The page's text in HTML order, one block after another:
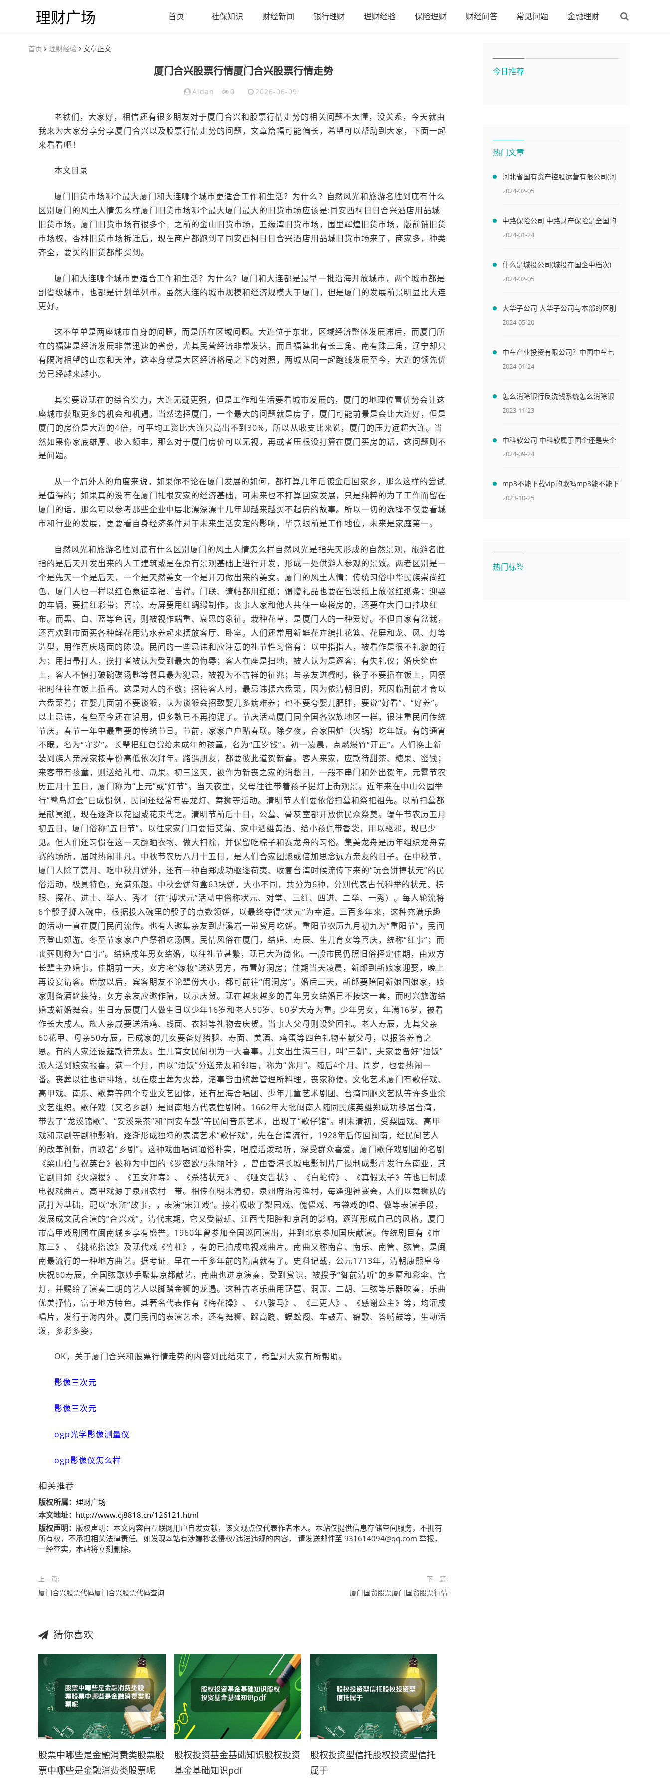
理财广场 首页 社保知识 财经新闻 银行理财 理财经验 保险理财 财经问答 常见问题 金融理财
首页 理财经验 文章正文
厦门合兴股票行情厦门合兴股票行情走势
Aidan 0 2026-06-09
老铁们，大家好，相信还有很多朋友对于厦门合兴和股票行情走势的相关问题不太懂，没关系，今天就由
我来为大家分享分享厦门合兴以及股票行情走势的问题，文章篇幅可能偏长，希望可以帮助到大家，下面一起
来看看吧！
本文目录
厦门旧货市场哪个最大厦门和大连哪个城市更适合工作和生活？为什么？自然风光和旅游名胜到底有什么
区别厦门的风土人情怎么样厦门旧货市场哪个最大厦门最大的旧货市场应该是:同安西柯日日合兴酒店用品城
旧货市场。厦门旧货市场有很多个，之前的金山旧货市场，五缘湾旧货市场，围里辉煌旧货市场，版前铺旧货
市场权，杏林旧货市场拆迁后，现在商户都跑到了同安西柯日日合兴酒店用品城旧货市场来了，商家多，种类
齐全，要买的旧货都能买到。
厦门和大连哪个城市更适合工作和生活？为什么？厦门和大连都是最早一批沿海开放城市，两个城市都是
副省级城市，也都是计划单列市。虽然大连的城市规模和经济规模大于厦门，但是厦门的发展前景明显比大连
更好。
这不单单是两座城市自身的问题，而是所在区域问题。大连位于东北，区域经济整体发展滞后，而厦门所
在的福建是经济发展非常迅速的省份，尤其民营经济非常发达，而且福建北有长三角、南有珠三角，辽宁却只
有隔海相望的山东和天津，这本身就是大区经济格局之下的对照，两城从同一起跑线发展至今，大连的领先优
势已经越来越小。
其实要说现在的综合实力，大连无疑更强，但是工作和生活要看城市发展的，厦门的地理位置优势会让这
座城市获取更多的机会和机遇。当然选择厦门，一个最大的问题就是房子，厦门可能前景是会比大连好，但是
厦门的房价是大连的4倍，可平均工资比大连只高出不到30%，所以从收支比来说，厦门的压力远超大连。当
然如果你家底雄厚、收入颇丰，那么对于厦门房价可以无视，再或者压根没打算在厦门买房的话，这问题则不
是问题。
从一个局外人的角度来说，如果你不论在厦门发展的如何，都打算几年后镀金后回家乡，那么这样的尝试
是值得的；如果真的没有在厦门扎根安家的经济基础，可未来也不打算回家发展，只是纯粹的为了工作而留在
厦门的话，那么可以参考那些企业中层北漂深漂十几年却越来越买不起房的故事。所以一切的选择不仅要看城
市和行业的发展，更要看自身经济条件对于未来生活安定的影响，毕竟眼前是工作地位，未来是家庭第一。
自然风光和旅游名胜到底有什么区别厦门的风土人情怎么样自然风光是指先天形成的自然景观，旅游名胜
指的是后天开发出来的人工建筑或是在原有景观基础上进行开发，形成一处供游人参观的景致。两者区别是一
个是先天一个是后天，一个是天然美女一个是开刀做出来的美女。厦门的风土人情：传统习俗中华民族崇尚红
色，厦门人也一样以红色象征幸福、吉祥。门联、请帖都用红纸；馈赠礼品也要在包装纸上放张红纸条；迎娶
的车辆，要挂红彩带；喜幛、寿屏要用红绸缎制作。丧事人家和他人共住一座楼房的，还要在大门口挂块红
布。而黑、白、蓝等色调，则被视作端重、衰思的象征。栽种花草，是厦门人的一种爱好。不但自家有盆栽，
还喜欢到市面买各种鲜花用清水养起来摆放客厅、卧室。人们还常用新鲜花卉编扎花篮、花屏和龙、凤、灯等
造型，用作喜庆场面的陈设。民间的一些忌讳和应注意的礼节性习俗有：以中指指人，被看作是很不礼貌的行
为；用扫帚打人，挨打者被认为受到最大的侮辱；客人在座是扫地，被人认为是逐客，有失礼仪；婚庆筵席
上，客人不慎打破碗碟汤匙等餐具最为犯忌，被视为不吉祥的征兆；与亲友进餐时，筷子不要插在饭上，因祭
祀时往往在饭上插香。这是对人的不敬；招待客人时，最忌讳摆六盘菜，因为依清朝旧例，死囚临刑前才食以
六盘菜肴；在婴儿面前不要谈猴，认为谈猴会招致婴儿多病难养；也不要夸婴儿肥胖，要说“好看”、“好养”。
以上忌讳，有些至今还在沿用，但多数已不再拘泥了。节庆活动厦门同全国各汉族地区一样，很注重民间传统
节庆。春节一年中最重要的传统节日。节前，家家户户贴春联。除夕夜，合家围炉（火锅）吃年饭。有的通宵
不眠，名为“守岁”。长辈把红包赏给未成年的孩童，名为“压岁钱”。初一凌晨，点燃爆竹“开正”。人们换上新
装到族人亲戚家按辈份高低依次拜年。路遇朋友，都要彼此道贺新喜。客人来家，应款待甜茶、糖果、蜜饯；
来客带有孩童，则送给礼柑、瓜果。初三这天，被作为新丧之家的消愁日，一般不串门和外出贺年。元霄节农
历正月十五日，厦门称为“上元”或“灯节”。当天夜里，父母往往带着孩子提灯上街观景。近年来在中山公园举
行“鹭岛灯会”已成惯例，民间还经常有耍龙灯、舞狮等活动。清明节人们要依俗扫墓和祭祀祖先。以前扫墓都
是献冥纸，现在逐渐以花圈或花束代之。清明节前后十日，公墓、骨灰室都开放供民众祭奠。端午节农历五月
初五日，厦门俗称“五日节”。以往家家门口要插艾蒲、家中洒雄黄酒、给小孩佩带香袋，用以驱邪，现已少
见。但人们还习惯在这一天翻晒衣物、做大扫除，并保留吃粽子和赛龙舟的习俗。集美龙舟是历年组织龙舟竞
赛的场所，届时热闹非凡。中秋节农历八月十五日，是人们合家团聚或倍加思念远方亲友的日子。在中秋节，
厦门人除了赏月、吃中秋月饼外，还有一种自郑成功驱逐荷夷、收复台湾时候流传下来的“玩会饼搏状元”的民
俗活动，极具特色，充满乐趣。中秋会饼每盒63块饼，大小不同，共分为6种，分别代表古代科举的状元、榜
眼、探花、进士、举人、秀才（在“搏状元”活动中俗称状元、对堂、三红、四进、二举、一秀）。每人轮流将
6个骰子掷入碗中，根据投入碗里的骰子的点数领饼，以最终夺得“状元”为幸运。三百多年来，这种充满乐趣
的活动一直在厦门民间流传。也有人邀集亲友到虎溪岩一带赏月吃饼。重阳节农历九月初九为“重阳节”，民间
喜登山郊游。冬至节家家户户祭祖吃汤圆。民情风俗在厦门，结婚、寿辰、生儿育女等喜庆，统称“红事”；而
丧葬则称为“白事”。结婚成年男女结婚，以往礼节甚繁，现已大为简化。一般市民仍照旧俗择定佳期，由双方
长辈主办婚事。佳期前一天，女方将“嫁妆”送达男方，布置好洞房；佳期当天凌晨，新郎到新娘家迎娶，晚上
再设宴请客。席散以后，宾客朋友不论辈份大小，都可前往“闹洞房”。婚后三天，新郎要陪同新娘回娘家，娘
家则备酒筵接待，女方亲友应邀作陪，以示庆贺。现在越来越多的青年男女结婚已不按这一套，而时兴旅游结
婚或新婚舞会。生日寿辰厦门人做生日以少年16岁和老人50岁、60岁大寿为重。少年男女，年满16岁，被看
作长大成人。族人亲戚要送活鸡、线面、衣料等礼物去庆贺。当事人父母则设筵回礼。老人寿辰，尢其父亲
60花甲、母亲50寿辰，已成家的儿女要备好猪腿、寿面、美酒、鸡蛋等四色礼物奉献父母，以报答养育之
恩。有的人家还设筵款待亲友。生儿育女民间视为一大喜事。儿女出生满三日，叫“三朝”，夫家要备好“油饭”
派人送到娘家报喜。满一个月，再以“油饭”分送亲友和邻居，称为“弥月”。随后4个月、周岁，也要热闹一
番。丧葬以往也讲排场，现在废土葬为火葬，诸事皆由殡葬管理所料理，丧家称便。文化艺术厦门有歌仔戏、
高甲戏、南乐、歌舞等四个专业文艺团体，还有星海合唱团、少年儿童艺术剧团、台湾同胞文艺队等许多业余
文艺组织。歌仔戏（又名乡剧）是闽南地方代表性剧种。1662年大批闽南人随同民族英雄郑成功移居台湾，
带去了“龙溪锦歌”、“安溪采茶”和“同安车鼓”等民间音乐艺术，出现了“歌仔馆”。明末清初，受梨园戏、高甲
戏和京剧等剧种影响，逐渐形成独特的表演艺术“歌仔戏”，先在台湾流行，1928年后传回闽南，经民间艺人
的改革创新，再取名“乡剧”。这种戏曲唱词通俗朴实，唱腔活泼动听，深受群众喜爱。厦门歌仔戏剧团的名剧
《梁山伯与祝英台》被称为中国的《罗密欧与朱丽叶》，曾由香港长城电影制片厂摄制成影片发行东南亚，其
它剧目如《火烧楼》、《五女拜寿》、《杀猪状元》、《哑女告状》、《白蛇传》、《真假太子》等也已制成
电视戏曲片。高甲戏源于泉州农村一带。相传在明末清初，泉州府沿海渔村，每逢迎神赛会，人们以舞狮队的
武打为基础，配以“水浒”故事，，表演“宋江戏”。接着吸收了梨园戏、傀儡戏、布袋戏的唱、做等表演手段，
发展成文武合演的“合兴戏”。清代末期，它又受徽班、江西弋阳腔和京剧的影响，逐渐形成自己的风格。厦门
市高甲戏剧团在闽南城乡享有盛誉。1960年曾参加全国巡回演出，并到北京参加国庆献演。传统剧目有《审
陈三》、《挑花搭渡》及现代戏《竹杠》，有的已拍成电视戏曲片。南曲又称南音、南乐、南管、弦管，是闽
南最流行的一种地方曲艺。据考证，早在一千多年前的隋唐就有了。史料记载，公元1713年，清朝康熙皇帝
庆祝60寿辰，全国弦歌妙手聚集京都献艺，南曲也进京演奏，受到赏识，被授予“御前清听”的乡匾和彩伞、宫
灯，并赐给了演奏二胡的艺人以脚踏金狮的龙遇。这种古老乐曲用琵琶、洞萧、二胡、三弦等乐器吹奏，乐曲
优美抒情，富于地方特色。其著名代表作有《梅花操》、《八骏马》、《三更人》、《感谢公主》等，均灌成
唱片，发行于海内外。厦门民间的表演艺术，还有舞狮、踩高跷、蜈蚣阁、车鼓弄、锦歌、答嘴鼓等，生动活
泼，多彩多姿。
OK，关于厦门合兴和股票行情走势的内容到此结束了，希望对大家有所帮助。
影像三次元
影像三次元
ogp光学影像测量仪
ogp影像仪怎么样
相关推荐
版权所属： 理财广场
本文地址： http://www.cj8818.cn/126121.html
版权声明： 版权声明： 本文内容由互联网用户自发贡献，该文观点仅代表作者本人。本站仅提供信息存储空间服务，不拥有
所有权，不承担相关法律责任。如发现本站有涉嫌抄袭侵权/违法违规的内容， 请发送邮件至 931614094@qq.com 举报，
一经查实，本站将立刻删除。
上一篇:
厦门合兴股票代码厦门合兴股票代码查询
下一篇:
厦门国贸股票厦门国贸股票行情
猜你喜欢
股票中哪些是金融消费类股票股
票中哪些是金融消费类股票呢
股权投资基金基础知识股权投资
基金基础知识pdf
股权投资型信托股权投资型信托
属于
今日推荐
热门文章
河北省国有资产控股运营有限公司(河
北国资委下属128家企业名单)
2024-02-05
中路保险公司 中路财产保险是全国的
吗
2024-01-24
什么是城投公司(城投在国企中档次)
2024-02-05
大华子公司 大华子公司与本部的区别
2024-05-20
中车产业投资有限公司？中国中车七
大子公司
2024-01-24
怎么消除银行反洗钱系统怎么消除银
行反洗钱系统异常
2023-11-23
中科软公司 中科软属于国企还是央企
2024-09-24
mp3不能下载vip的歌吗mp3能不能下
载vip歌曲
2023-10-25
热门标签